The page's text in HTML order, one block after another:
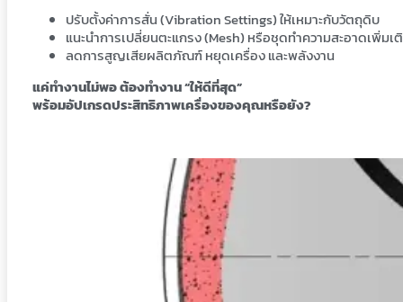
ปรับตั้งค่าการสั่น (Vibration Settings) ให้เหมาะกับวัตถุดิบ
แนะนำการเปลี่ยนตะแกรง (Mesh) หรือชุดทำความสะอาดเพิ่มเ
ลดการสูญเสียผลิตภัณฑ์ หยุดเครื่อง และพลังงาน
แค่ทำงานไม่พอ ต้องทำงาน “ให้ดีที่สุด”
พร้อมอัปเกรดประสิทธิภาพเครื่องของคุณหรือยัง?